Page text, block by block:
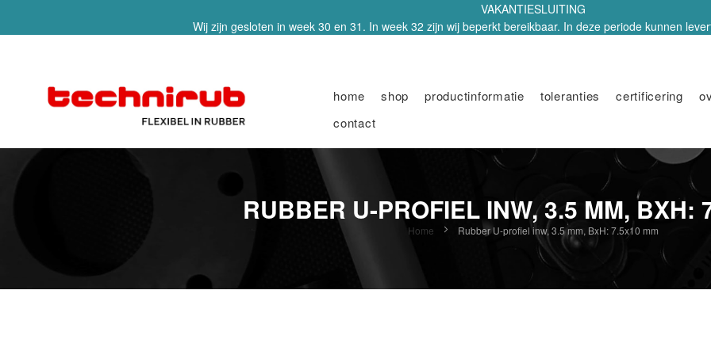
VAKANTIESLUITING
Wij zijn gesloten in week 30 en 31. In week 32 zijn wij beperkt bereikbaar. In deze periode kunnen
home shop productinformatie toleranties certificering
contact
RUBBER U-PROFIEL INW, 3.5 MM, BXH:
Home Rubber U-profiel inw, 3.5 mm, BxH: 7.5x10 mm